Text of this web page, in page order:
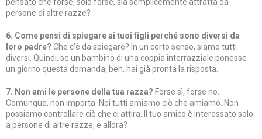
pensato che forse, solo forse, sia semplicemente attratta da
persone di altre razze?
6. Come pensi di spiegare ai tuoi figli perché sono diversi da
loro padre? Che c’è da spiegare? In un certo senso, siamo tutti
diversi. Quindi, se un bambino di una coppia interrazziale ponesse
un giorno questa domanda, beh, hai già pronta la risposta.
7. Non ami le persone della tua razza? Forse sì, forse no.
Comunque, non importa. Noi tutti amiamo ciò che amiamo. Non
possiamo controllare ciò che ci attira. Il tuo amico è interessato solo
a persone di altre razze, e allora?